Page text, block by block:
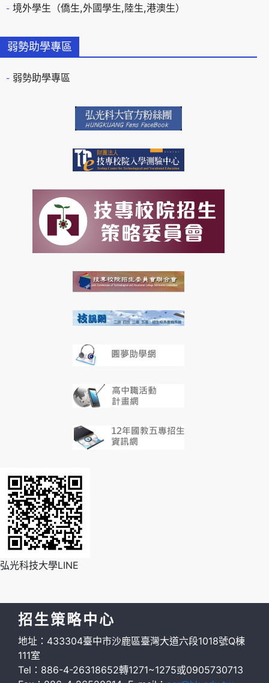
境外學生（僑生,外國學生,陸生,港澳生）
弱勢助學專區
弱勢助學專區
弘光科技大學LINE
招生策略中心
地址：433304臺中市沙鹿區臺灣大道六段1018號Q棟
111室
Tel：886-4-26318652轉1271~1275或0905730713